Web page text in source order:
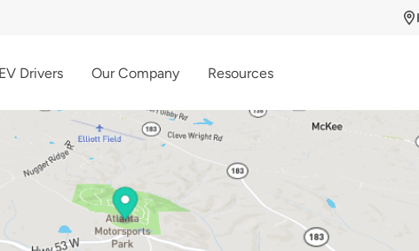
EV Drivers Our Company Resources